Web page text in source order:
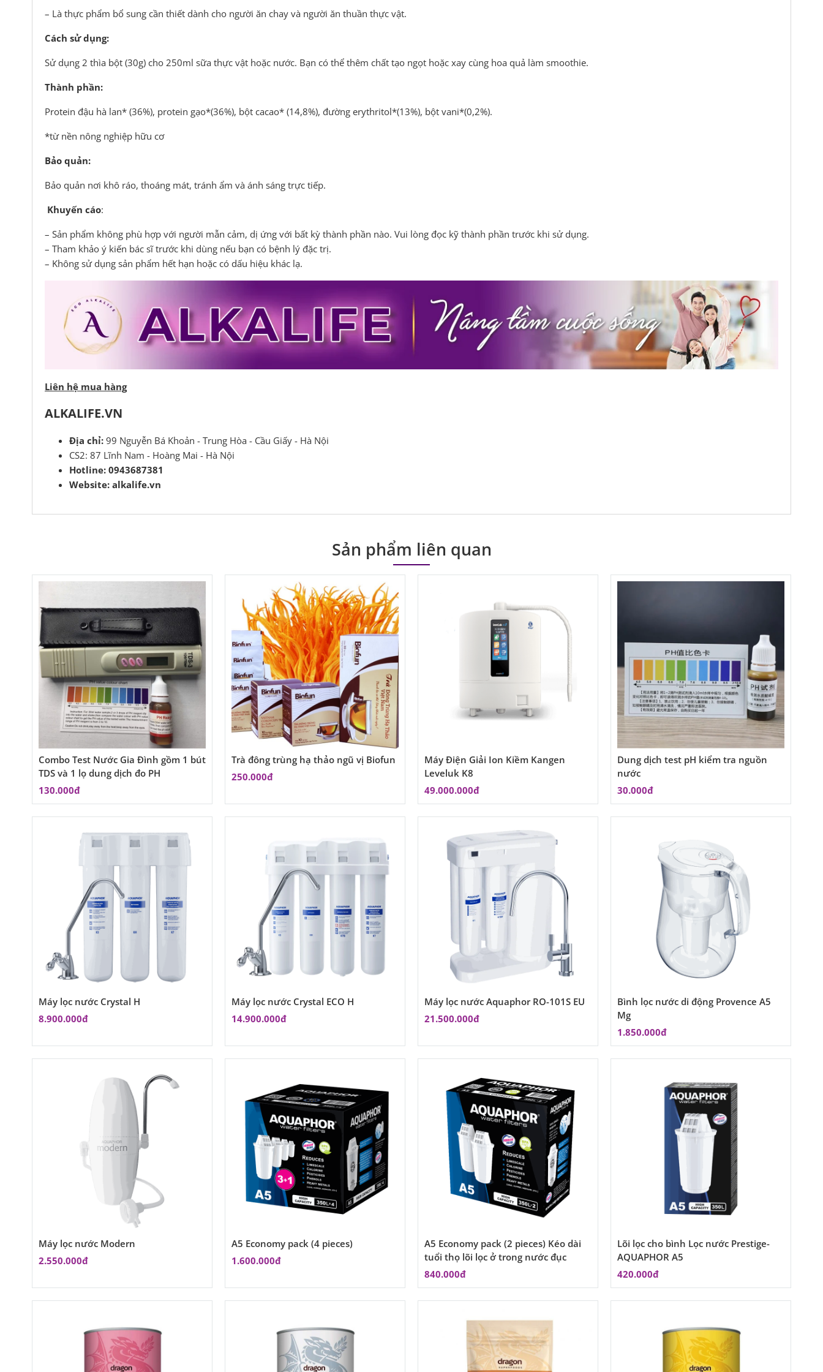
– Là thực phẩm bổ sung cần thiết dành cho người ăn chay và người ăn thuần thực vật.
Cách sử dụng:
Sử dụng 2 thìa bột (30g) cho 250ml sữa thực vật hoặc nước. Bạn có thể thêm chất tạo ngọt hoặc xay cùng hoa quả làm smoothie.
Thành phần:
Protein đậu hà lan* (36%), protein gạo*(36%), bột cacao* (14,8%), đường erythritol*(13%), bột vani*(0,2%).
*từ nền nông nghiệp hữu cơ
Bảo quản:
Bảo quản nơi khô ráo, thoáng mát, tránh ẩm và ánh sáng trực tiếp.
Khuyến cáo:
– Sản phẩm không phù hợp với người mẫn cảm, dị ứng với bất kỳ thành phần nào. Vui lòng đọc kỹ thành phần trước khi sử dụng.
– Tham khảo ý kiến bác sĩ trước khi dùng nếu bạn có bệnh lý đặc trị.
– Không sử dụng sản phẩm hết hạn hoặc có dấu hiệu khác lạ.
Liên hệ mua hàng
ALKALIFE.VN
Địa chỉ: 99 Nguyễn Bá Khoản - Trung Hòa - Cầu Giấy - Hà Nội
CS2: 87 Lĩnh Nam - Hoàng Mai - Hà Nội
Hotline: 0943687381
Website: alkalife.vn
Sản phẩm liên quan
Combo Test Nước Gia Đình gồm 1 bút
TDS và 1 lọ dung dịch đo PH
130.000đ
Trà đông trùng hạ thảo ngũ vị Biofun
250.000đ
Máy Điện Giải Ion Kiềm Kangen
Leveluk K8
49.000.000đ
Dung dịch test pH kiểm tra nguồn
nước
30.000đ
Máy lọc nước Crystal H
8.900.000đ
Máy lọc nước Crystal ECO H
14.900.000đ
Máy lọc nước Aquaphor RO-101S EU
21.500.000đ
Bình lọc nước di động Provence A5
Mg
1.850.000đ
Máy lọc nước Modern
2.550.000đ
A5 Economy pack (4 pieces)
1.600.000đ
A5 Economy pack (2 pieces) Kéo dài
tuổi thọ lõi lọc ở trong nước đục
840.000đ
Lõi lọc cho bình Lọc nước Prestige-
AQUAPHOR A5
420.000đ